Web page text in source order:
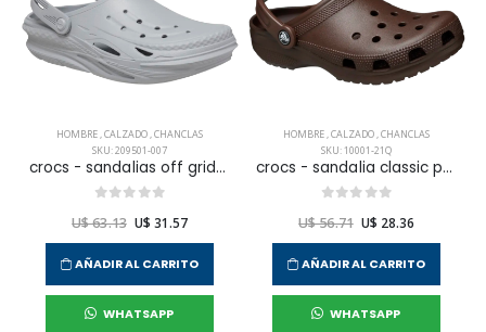
HOMBRE,CALZADO,CHANCLAS
SKU: 209501-007
crocs - sandalias off grid clog para hombre
U$ 63.13 U$ 31.57
AÑADIR AL CARRITO
WHATSAPP
HOMBRE,CALZADO,CHANCLAS
SKU: 10001-21Q
crocs - sandalia classic para hombre
U$ 56.71 U$ 28.36
AÑADIR AL CARRITO
WHATSAPP